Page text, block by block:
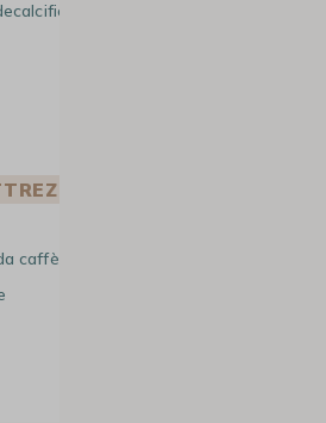
caffè a grani De’Longhi